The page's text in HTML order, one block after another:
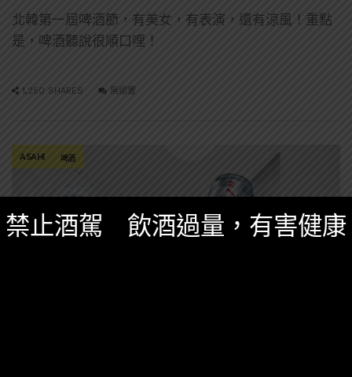
北韓第一屆啤酒節，有美女，有表演，還有涼風！重點
是，啤酒聽說很順口哩！
1,250 SHARES 無迴響
ASAHI 啤酒
禁止酒駕 飲酒過量，有害健康